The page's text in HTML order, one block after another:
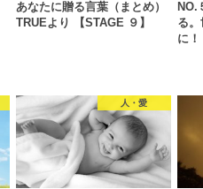
あなたに贈る言葉（まとめ）
TRUEより 【STAGE ９】
NO.
る
に！
人・愛